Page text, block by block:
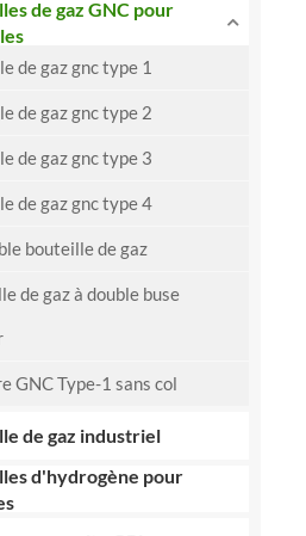
de gaz GNC pour
de gaz gnc type 1
de gaz gnc type 2
de gaz gnc type 3
de gaz gnc type 4
bouteille de gaz
de gaz à double buse
GNC Type-1 sans col
de gaz industriel
d'hydrogène pour